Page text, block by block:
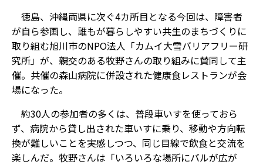
徳島、沖縄両県に次ぐ4カ所目となる今回は、障害者
が自ら参画し、誰もが暮らしやすい共生のまちづくりに
取り組む旭川市のNPO法人「カムイ大雪バリアフリー研
究所」が、親交のある牧野さんの取り組みに賛同して主
催。共催の森山病院に併設された健康食レストランが会
場になった。
約30人の参加者の多くは、普段車いすを使っておら
ず、病院から貸し出された車いすに乗り、移動や方向転
換が難しいことを実感しつつ、同じ目線で飲食と交流を
楽しんだ。牧野さんは「いろいろな場所にバルが広が